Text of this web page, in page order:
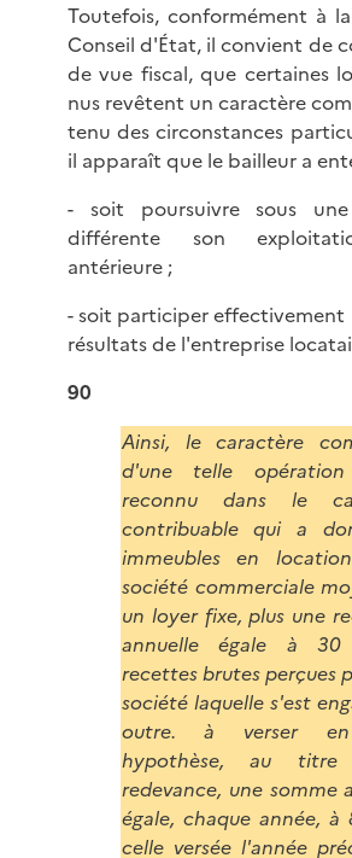
Toutefois, conformément à
Conseil d'État, il convient de
de vue fiscal, que certaines
nus revêtent un caractère
tenu des circonstances
il apparaît que le bailleur a
- soit poursuivre sous
différente son
antérieure ;
- soit participer effectivement
résultats de l'entreprise
90
Ainsi, le caractère
d'une telle
reconnu dans le
contribuable qui a
immeubles en
société commerciale
un loyer fixe, plus une
annuelle égale à
recettes brutes perçues
société laquelle s'est
outre. à verser
hypothèse, au
redevance, une somme
égale, chaque année, à
celle versée l'année